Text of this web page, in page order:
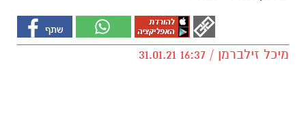
מיכל זילברמן / 16:37 31.01.21